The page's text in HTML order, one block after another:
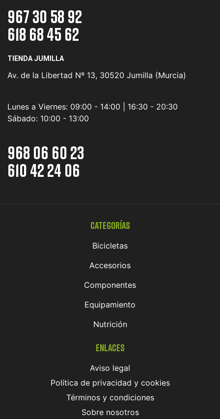
967 30 58 92
618 68 45 62
TIENDA JUMILLA
Av. de la Libertad Nº 13, 30520 Jumilla (Murcia)
Lunes a Viernes: 09:00 - 14:00 | 16:30 - 20:30
Sábado: 10:00 - 13:00
968 06 60 23
610 42 24 06
Categorías
Bicicletas
Accesorios
Componentes
Equipamiento
Nutrición
Enlaces
Aviso legal
Política de privacidad y cookies
Términos y condiciones
Sobre nosotros